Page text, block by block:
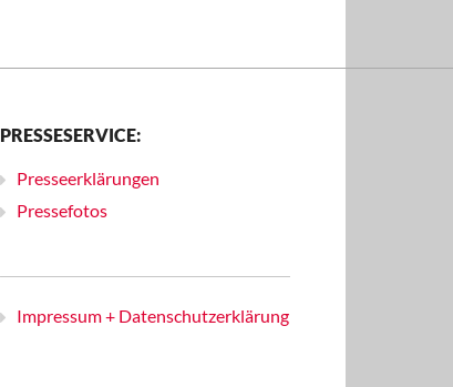
PRESSESERVICE:
Presseerklärungen
Pressefotos
Impressum + Datenschutzerklärung